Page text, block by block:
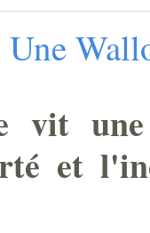
vit une
et